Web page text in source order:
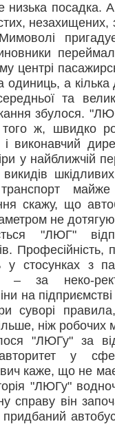
низька посадка.
центрі
одиниць, а
та
збулося.
ж, швидко
і виконавчий
у найближчій
скажу, що
не
"ЛЮГ"
Професійність,
у стосунках з
– за неко-
на
суворі
ніж робочих
"ЛЮГу" за
у
каже, що не
"ЛЮГу"
справу він